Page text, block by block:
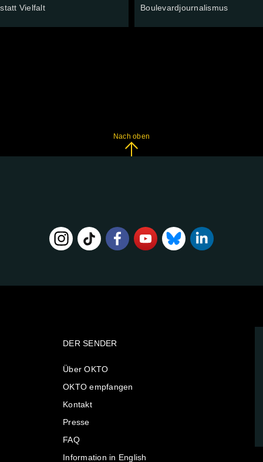
Vielfalt Boulevardjournalismus
Nach oben
DER SENDER
Über OKTO
OKTO empfangen
Kontakt
Presse
FAQ
Information in English